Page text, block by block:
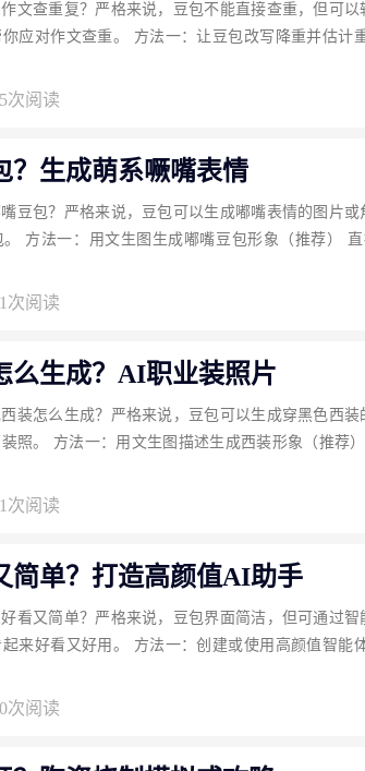
文查重复？严格来说，豆包不能直接查重，但可以
应对作文查重。 方法一：让豆包改写降重并估计
次阅读
？生成萌系噘嘴表情
豆包？严格来说，豆包可以生成嘟嘴表情的图片或
方法一：用文生图生成嘟嘴豆包形象（推荐） 直
次阅读
么生成？AI职业装照片
装怎么生成？严格来说，豆包可以生成穿黑色西装
照。 方法一：用文生图描述生成西装形象（推荐
次阅读
简单？打造高颜值AI助手
看又简单？严格来说，豆包界面简洁，但可通过
来好看又好用。 方法一：创建或使用高颜值智能
次阅读